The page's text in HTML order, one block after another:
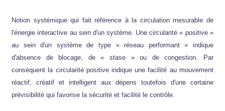
Notion systémique qui fait référence à la circulation mesurable de
l'énergie interactive au sein d'un système. Une circularité « positive »
au sein d'un système de type « réseau performant » indique
d'absence de blocage, de « stase » ou de congestion. Par
conséquent la circularité positive indique une facilité au mouvement
réactif, créatif et intelligent aux dépens toutefois d'une certaine
prévisibilité qui favorise la sécurité et facilité le contrôle.